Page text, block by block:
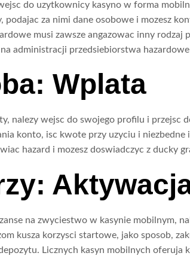
do uzytkownicy kasyno w forma
podajac za nimi dane osobowe i mozesz
musi zawsze angazowac inny
administracji przedsiebiorstwa
Wplata
nalezy wejsc do swojego profilu i przejsc
konto, isc kwote przy uzyciu i
hazard i mozesz doswiadczyc z ducky
na zwyciestwo w kasynie mobilnym,
kusza korzysci startowe, jako sposob,
Licznych kasyn mobilnych